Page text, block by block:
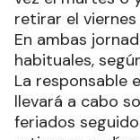
retirar el
En ambas
habituales,
La responsable
llevará a cabo
feriados